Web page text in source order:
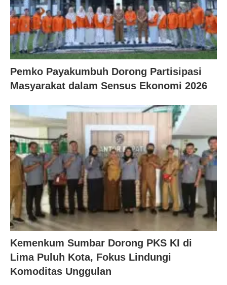
Pemko Payakumbuh Dorong Partisipasi
Masyarakat dalam Sensus Ekonomi 2026
Kemenkum Sumbar Dorong PKS KI di
Lima Puluh Kota, Fokus Lindungi
Komoditas Unggulan